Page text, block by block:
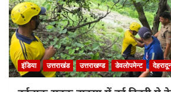
इंडिया उत्तराखंड उत्तराखण्ड डेवलोपमेन्ट